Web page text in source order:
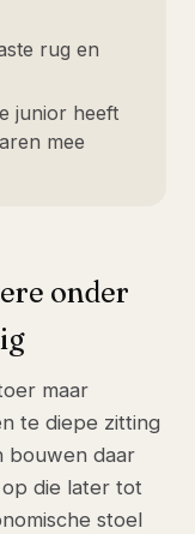
rug en
junior heeft
mee
onder
maar
te diepe zitting
bouwen daar
die later tot
stoel